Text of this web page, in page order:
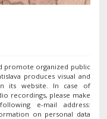
promote organized public
produces visual and
its website. In case of
recordings, please make
e-mail address:
on personal data